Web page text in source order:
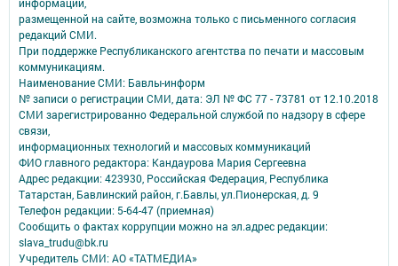
размещенной на сайте, возможна только с письменного согласия
редакций СМИ.
При поддержке Республиканского агентства по печати и массовым
коммуникациям.
Наименование СМИ: Бавлы-информ
№ записи о регистрации СМИ, дата: ЭЛ № ФС 77 - 73781 от 12.10.2018
СМИ зарегистрированно Федеральной службой по надзору в сфере
связи,
информационных технологий и массовых коммуникаций
ФИО главного редактора: Кандаурова Мария Сергеевна
Адрес редакции: 423930, Российская Федерация, Республика
Татарстан, Бавлинский район, г.Бавлы, ул.Пионерская, д. 9
Телефон редакции: 5-64-47 (приемная)
Сообщить о фактах коррупции можно на эл.адрес редакции:
slava_trudu@bk.ru
Учредитель СМИ: АО «ТАТМЕДИА»